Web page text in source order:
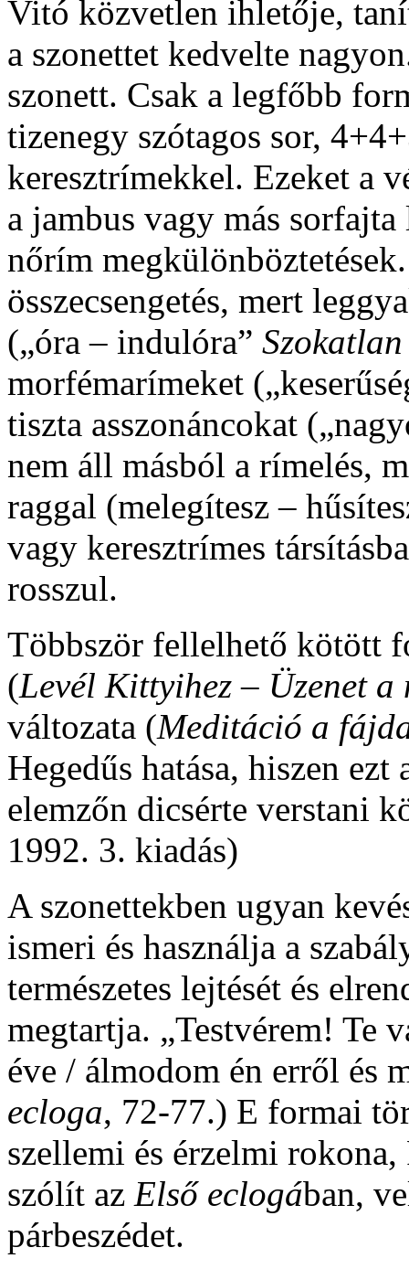
Vitó közvetlen ihletője,
a szonettet kedvelte
szonett. Csak a legfőbb
tizenegy szótagos sor,
keresztrímekkel. Ezeket a
a jambus vagy más
nőrím
összecsengetés, mert
(„óra – indulóra”
morfémarímeket
tiszta asszonáncokat
nem áll másból a rímelés,
raggal (melegítesz –
vagy keresztrímes
rosszul.
Többször fellelhető kötött
(Levél Kittyihez – Üzenet a
változata (Meditáció a
Hegedűs hatása, hiszen
elemzőn dicsérte verstani
1992. 3. kiadás)
A szonettekben ugyan
ismeri és használja a
természetes lejtését és
megtartja. „Testvérem! Te
éve / álmodom én erről és
ecloga, 72-77.) E formai
szellemi és érzelmi
szólít az Első eclogában,
párbeszédet.